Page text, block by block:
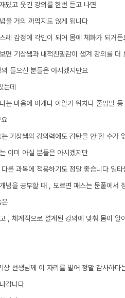
밌고 웃긴 강의를 한번 듣고 나면
을 거의 까먹지도 않게 됩니다
레 감정에 각인이 되어 몸에 체화가 되거든
면 기상쌤과 내적친밀감이 생겨 강의를 더
들으신 분들은 아시겠지만요
는데
는 마음에 이개다 이알기 위치다 줄임말
기상썜의 강의력에도 감탄을 안 할 수가
이미 아실 분들은 아시겠지만
른 과목에 적용하기도 정말 좋습니다 일타
념을 공부할 때 , 모르면 패스는 문풀에서
은
, 체계적으로 설계된 강의에 맞춰 몸이 알
상 선생님께 이 자리를 빌어 정말 감사하다
갑니다